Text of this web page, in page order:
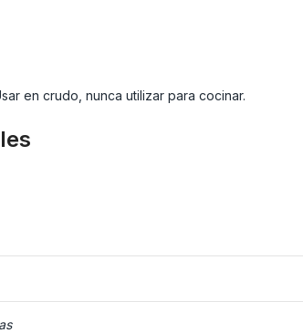
en crudo, nunca utilizar para cocinar.